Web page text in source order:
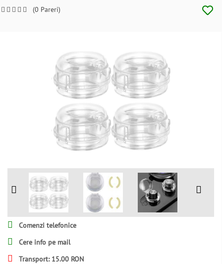
(0 Pareri)
Comenzi telefonice
Cere info pe mail
Transport: 15.00 RON